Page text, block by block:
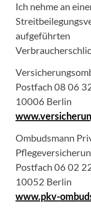
Ich nehme an
aufgeführten
Postfach 08 06
10006 Berlin
Ombudsmann
Postfach 06 02
10052 Berlin
www.pkv-